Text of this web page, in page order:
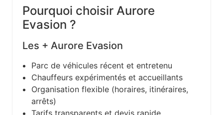
Pourquoi choisir Aurore
Evasion ?
Les + Aurore Evasion
Parc de véhicules récent et entretenu
Chauffeurs expérimentés et accueillants
Organisation flexible (horaires, itinéraires,
arrêts)